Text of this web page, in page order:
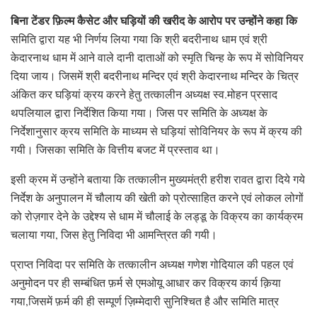
बिना टेंडर फ़िल्म कैसेट और घड़ियों की खरीद के आरोप पर उन्होंने कहा कि
समिति द्वारा यह भी निर्णय लिया गया कि श्री बदरीनाथ धाम एवं श्री
केदारनाथ धाम में आने वाले दानी दाताओं को स्मृति चिन्ह के रूप में सोविनियर
दिया जाय। जिसमें श्री बदरीनाथ मन्दिर एवं श्री केदारनाथ मन्दिर के चित्र
अंकित कर घड़ियां क्रय करने हेतु तत्कालीन अध्यक्ष स्व.मोहन प्रसाद
थपलियाल द्वारा निर्देशित किया गया। जिस पर समिति के अध्यक्ष के
निर्देशानुसार क्रय समिति के माध्यम से घड़ियां सोविनियर के रूप में क्रय की
गयी। जिसका समिति के वित्तीय बजट में प्रस्ताव था।
इसी क्रम में उन्होंने बताया कि तत्कालीन मुख्यमंत्री हरीश रावत द्वारा दिये गये
निर्देश के अनुपालन में चौलाय की खेती को प्रोत्साहित करने एवं लोकल लोगों
को रोज़गार देने के उद्देश्य से धाम में चौलाई के लड्डू के विक्रय का कार्यक्रम
चलाया गया, जिस हेतु निविदा भी आमन्त्रित की गयी।
प्राप्त निविदा पर समिति के तत्कालीन अध्यक्ष गणेश गोदियाल की पहल एवं
अनुमोदन पर ही सम्बंधित फ़र्म से एमओयू आधार कर विक्रय कार्य क़िया
गया,जिसमें फ़र्म की ही सम्पूर्ण ज़िम्मेदारी सुनिश्चित है और समिति मात्र